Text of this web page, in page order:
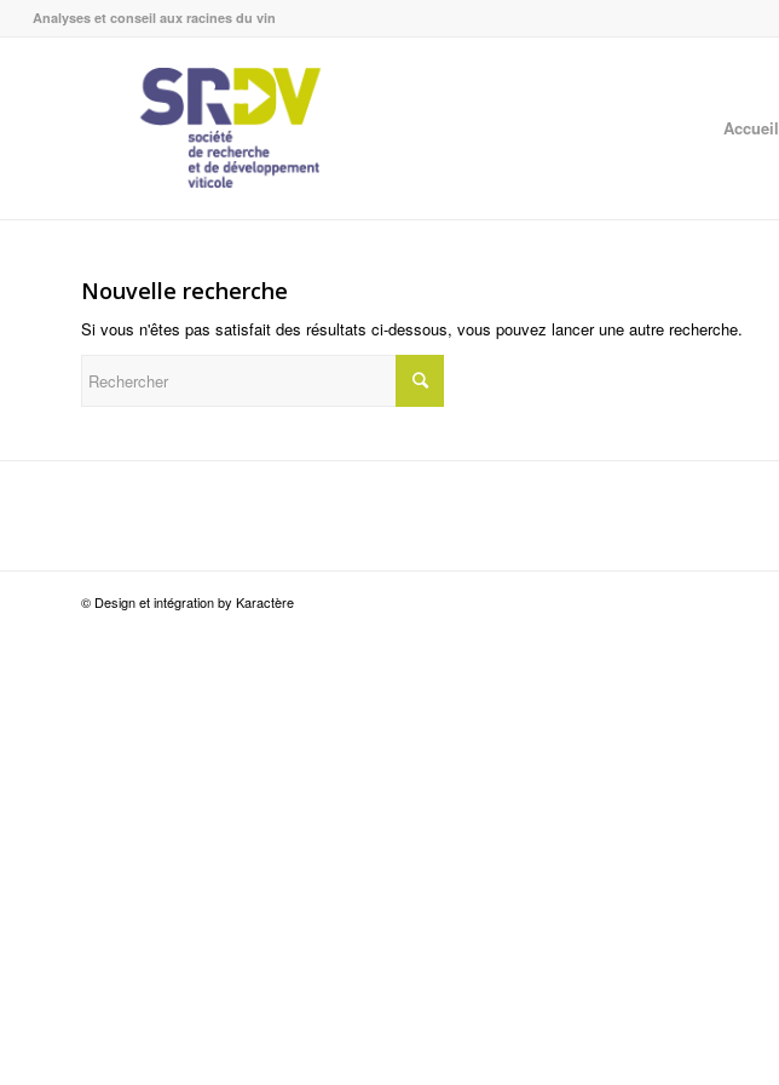
Analyses et conseil aux racines du vin
Accueil
Nouvelle recherche
Si vous n'êtes pas satisfait des résultats ci-dessous, vous pouvez lancer une autre recherche.
© Design et intégration by Karactère